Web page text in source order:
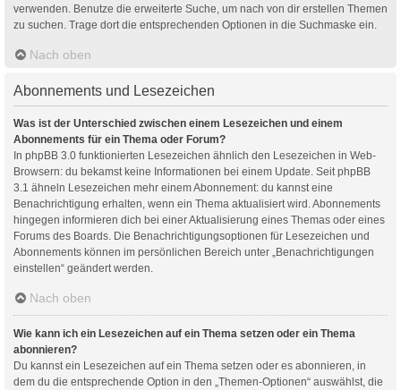
verwenden. Benutze die erweiterte Suche, um nach von dir erstellen Themen
zu suchen. Trage dort die entsprechenden Optionen in die Suchmaske ein.
Nach oben
Abonnements und Lesezeichen
Was ist der Unterschied zwischen einem Lesezeichen und einem
Abonnements für ein Thema oder Forum?
In phpBB 3.0 funktionierten Lesezeichen ähnlich den Lesezeichen in Web-
Browsern: du bekamst keine Informationen bei einem Update. Seit phpBB
3.1 ähneln Lesezeichen mehr einem Abonnement: du kannst eine
Benachrichtigung erhalten, wenn ein Thema aktualisiert wird. Abonnements
hingegen informieren dich bei einer Aktualisierung eines Themas oder eines
Forums des Boards. Die Benachrichtigungsoptionen für Lesezeichen und
Abonnements können im persönlichen Bereich unter „Benachrichtigungen
einstellen“ geändert werden.
Nach oben
Wie kann ich ein Lesezeichen auf ein Thema setzen oder ein Thema
abonnieren?
Du kannst ein Lesezeichen auf ein Thema setzen oder es abonnieren, in
dem du die entsprechende Option in den „Themen-Optionen“ auswählst, die